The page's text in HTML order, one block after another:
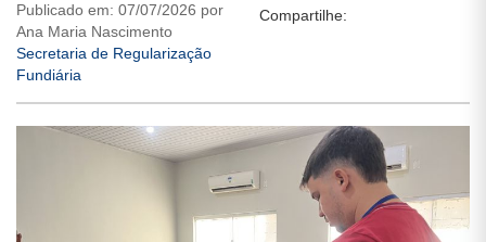
Publicado em: 07/07/2026 por
Ana Maria Nascimento
Secretaria de Regularização
Fundiária
Compartilhe: